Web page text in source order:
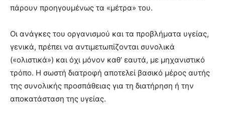
πάρουν προηγουμένως τα «μέτρα» του.
Οι ανάγκες του οργανισμού και τα προβλήματα υγείας,
γενικά, πρέπει να αντιμετωπίζονται συνολικά
(«ολιστικά») και όχι μόνον καθ’ εαυτά, με μηχανιστικό
τρόπο. Η σωστή διατροφή αποτελεί βασικό μέρος αυτής
της συνολικής προσπάθειας για τη διατήρηση ή την
αποκατάσταση της υγείας.